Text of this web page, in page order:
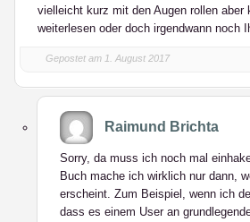
vielleicht kurz mit den Augen rollen aber
weiterlesen oder doch irgendwann noch
Gepostet am 1. August 2017
Raimund Brichta
Sorry, da muss ich noch mal
Buch mache ich wirklich nur dann,
erscheint. Zum Beispiel, wenn ich
dass es einem User an